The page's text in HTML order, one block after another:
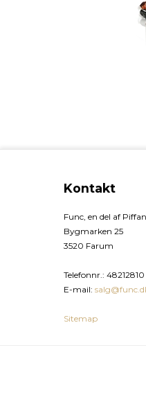
Kontakt
Func, en del af
Bygmarken 25
3520 Farum
Telefonnr. : 48212810
E-mail:
Sitemap